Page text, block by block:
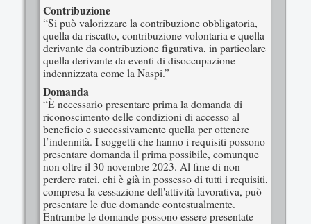
Contribuzione
“Si può valorizzare la contribuzione obbligatoria,
quella da riscatto, contribuzione volontaria e quella
derivante da contribuzione figurativa, in particolare
quella derivante da eventi di disoccupazione
indennizzata come la Naspi.”
Domanda
“È necessario presentare prima la domanda di
riconoscimento delle condizioni di accesso al
beneficio e successivamente quella per ottenere
l’indennità. I soggetti che hanno i requisiti possono
presentare domanda il prima possibile, comunque
non oltre il 30 novembre 2023. Al fine di non
perdere ratei, chi è già in possesso di tutti i requisiti,
compresa la cessazione dell'attività lavorativa, può
presentare le due domande contestualmente.
Entrambe le domande possono essere presentate